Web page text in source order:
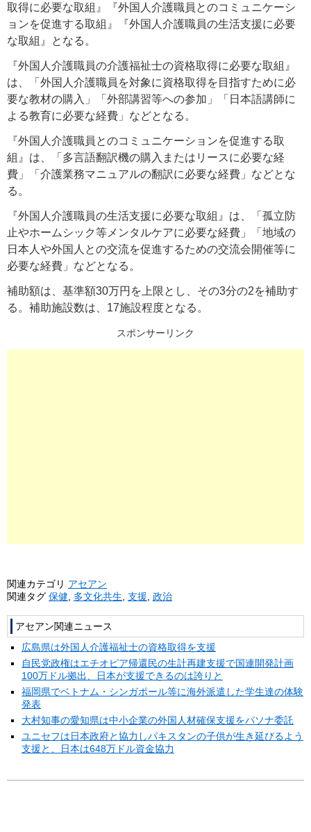
取得に必要な取組』『外国人介護職員とのコミュニケーシ
ョンを促進する取組』『外国人介護職員の生活支援に必要
な取組』となる。
『外国人介護職員の介護福祉士の資格取得に必要な取組』
は、「外国人介護職員を対象に資格取得を目指すために必
要な教材の購入」「外部講習等への参加」「日本語講師に
よる教育に必要な経費」などとなる。
『外国人介護職員とのコミュニケーションを促進する取
組』は、「多言語翻訳機の購入またはリースに必要な経
費」「介護業務マニュアルの翻訳に必要な経費」などとな
る。
『外国人介護職員の生活支援に必要な取組』は、「孤立防
止やホームシック等メンタルケアに必要な経費」「地域の
日本人や外国人との交流を促進するための交流会開催等に
必要な経費」などとなる。
補助額は、基準額30万円を上限とし、その3分の2を補助す
る。補助施設数は、17施設程度となる。
スポンサーリンク
関連カテゴリ アセアン
関連タグ 保健 多文化共生 支援 政治
アセアン関連ニュース
広島県は外国人介護福祉士の資格取得を支援
自民党政権はエチオピア帰還民の生計再建支援で国連開発計画
100万ドル拠出、日本が支援できるのは誇りと
福岡県でベトナム・シンガポール等に海外派遣した学生達の体験
発表
大村知事の愛知県は中小企業の外国人材確保支援をパソナ委託
ユニセフは日本政府と協力しパキスタンの子供が生き延びるよう
支援と、日本は648万ドル資金協力